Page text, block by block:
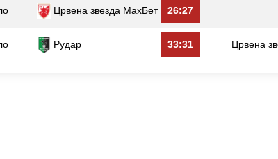
Црвена звезда МаxБет 26:27
Рудар 33:31 Црвена